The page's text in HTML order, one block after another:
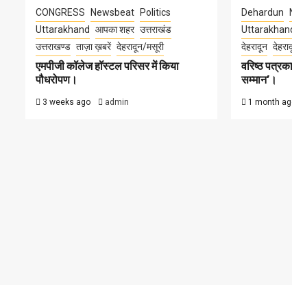
CONGRESS Newsbeat
Politics
Uttarakhand
आपका शहर उत्तराखंड
उत्तराखण्ड ताज़ा ख़बरें देहरादून/मसूरी
एमपीजी कॉलेज हॉस्टल परिसर में किया
पौधरोपण।
3 weeks ago admin
Dehardun
देहरादून
वरिष्ठ
सम्मान’।
1 month